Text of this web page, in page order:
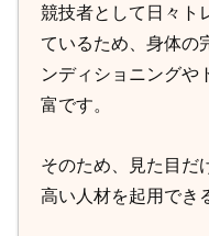
競技者として日々ト
ているため、身体の
ンディショニングや
富です。
そのため、見た目だ
高い人材を起用でき